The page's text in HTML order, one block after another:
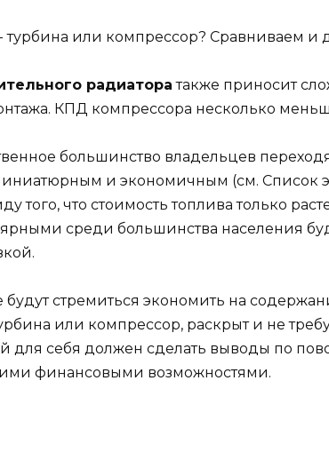
радиатора также приносит
КПД компрессора несколько
большинство владельцев
и экономичным (см. Список
того, что стоимость топлива только
среди большинства населения
будут стремиться экономить на
или компрессор, раскрыт и не
себя должен сделать выводы по
финансовыми возможностями.